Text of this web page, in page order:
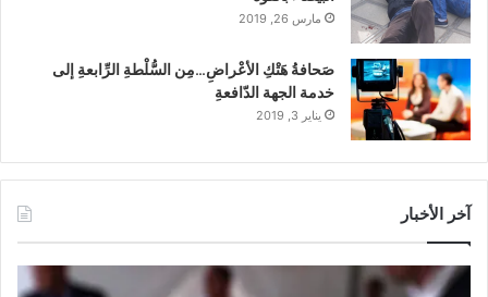
مارس 26, 2019
صَحافةُ هَتْكِ الأعْراضِ…مِن السُّلْطةِ الرِّابعةِ إلى
خدمة الجهة الدّافعةِ
يناير 3, 2019
آخر الأخبار